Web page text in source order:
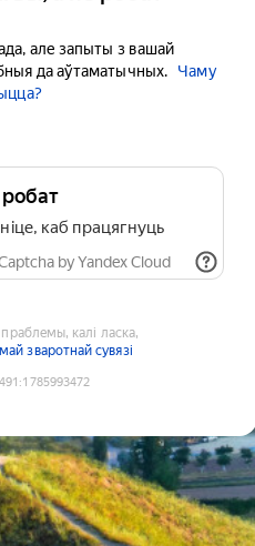
але запыты з вашай
да аўтаматычных.
Чаму
каб працягнуць
by Yandex Cloud
праблемы, калі ласка,
зваротнай сувязі
:1785993472